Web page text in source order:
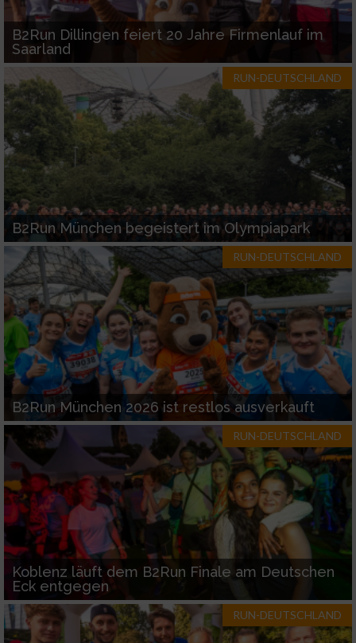
B2Run Dillingen feiert 20 Jahre Firmenlauf im
Saarland
RUN-DEUTSCHLAND
B2Run München begeistert im Olympiapark
RUN-DEUTSCHLAND
B2Run München 2026 ist restlos ausverkauft
RUN-DEUTSCHLAND
Koblenz läuft dem B2Run Finale am Deutschen
Eck entgegen
RUN-DEUTSCHLAND